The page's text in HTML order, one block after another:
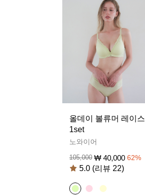
올데이 볼류머 레이스
1set
노와이어
105,000 ₩ 40,000 62%
5.0 (리뷰 22)